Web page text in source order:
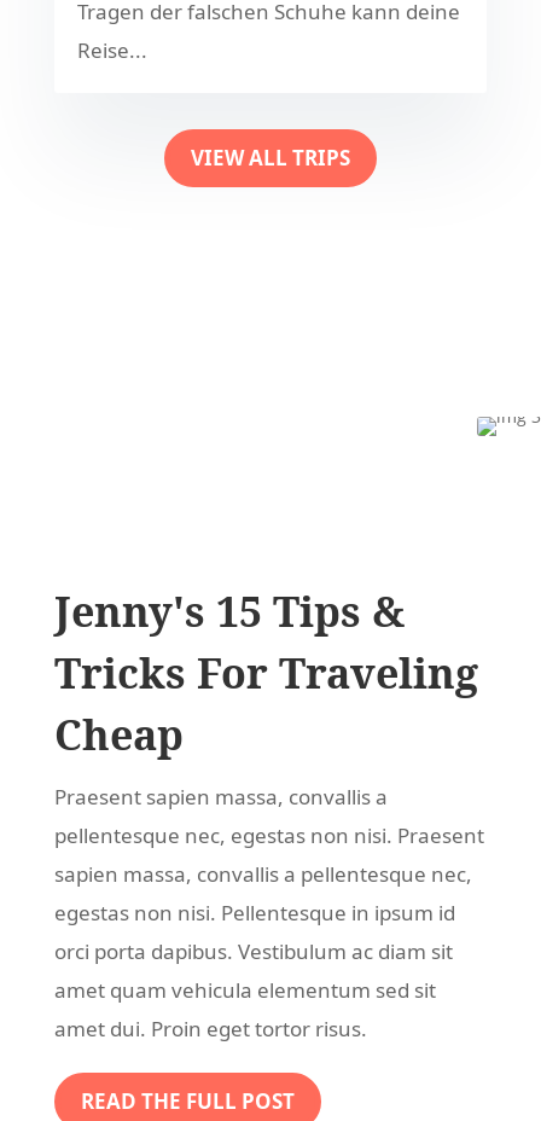
Tragen der falschen Schuhe kann deine
Reise...
VIEW ALL TRIPS
Jenny's 15 Tips &
Tricks For Traveling
Cheap
Praesent sapien massa, convallis a
pellentesque nec, egestas non nisi. Praesent
sapien massa, convallis a pellentesque nec,
egestas non nisi. Pellentesque in ipsum id
orci porta dapibus. Vestibulum ac diam sit
amet quam vehicula elementum sed sit
amet dui. Proin eget tortor risus.
READ THE FULL POST